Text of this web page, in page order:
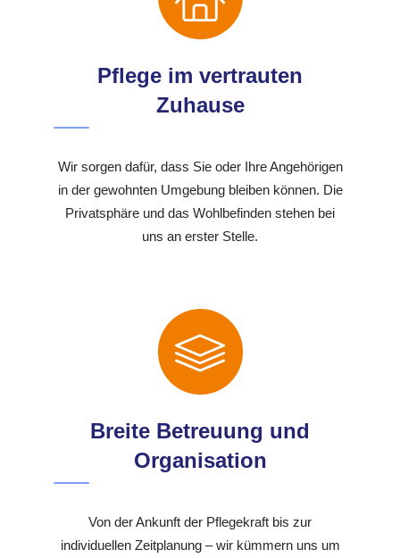
Pflege im vertrauten
Zuhause
Wir sorgen dafür, dass Sie oder Ihre Angehörigen
in der gewohnten Umgebung bleiben können. Die
Privatsphäre und das Wohlbefinden stehen bei
uns an erster Stelle.
Breite Betreuung und
Organisation
Von der Ankunft der Pflegekraft bis zur
individuellen Zeitplanung – wir kümmern uns um